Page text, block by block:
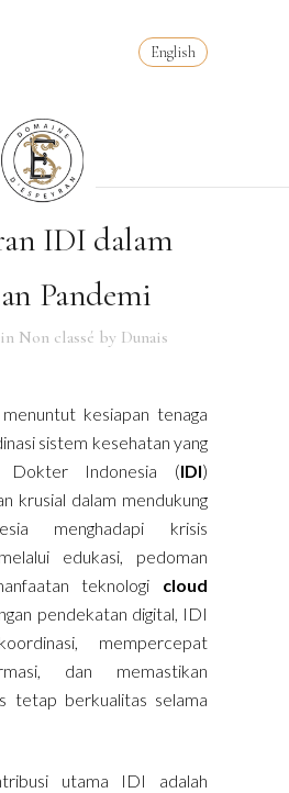
English
IDI dalam
Pandemi
in Non classé by Dunais
kesiapan tenaga
sistem kesehatan yang
Dokter Indonesia (IDI)
krusial dalam mendukung
menghadapi krisis
edukasi, pedoman
teknologi cloud
pendekatan digital, IDI
mempercepat
dan memastikan
tetap berkualitas selama
utama IDI adalah